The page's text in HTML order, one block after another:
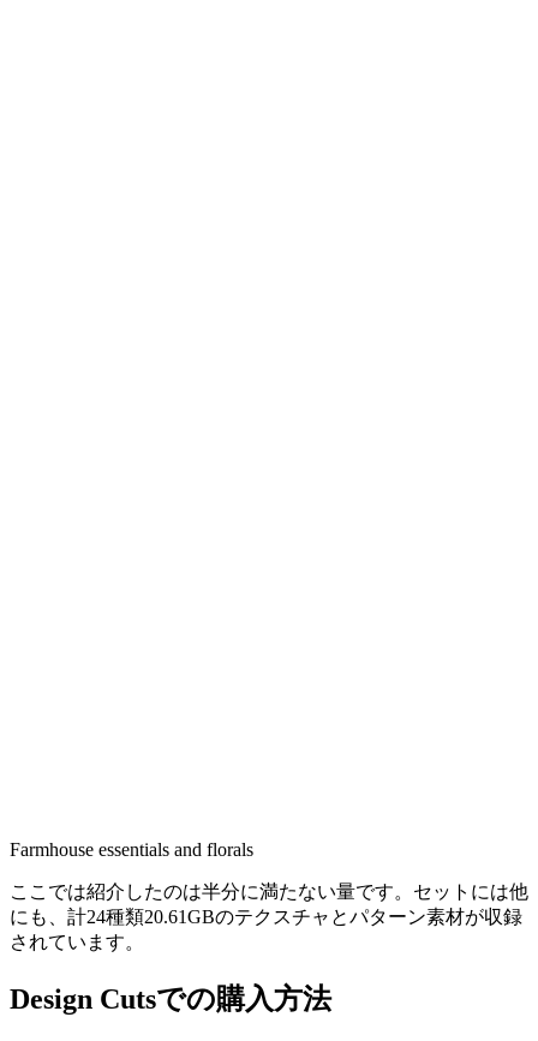
Farmhouse essentials and florals
ここでは紹介したのは半分に満たない量です。セットには他
にも、計24種類20.61GBのテクスチャとパターン素材が収録
されています。
Design Cutsでの購入方法